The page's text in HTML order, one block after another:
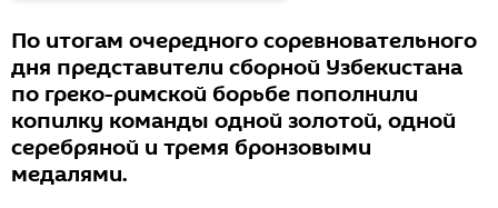
По итогам очередного соревновательного
дня представители сборной Узбекистана
по греко-римской борьбе пополнили
копилку команды одной золотой, одной
серебряной и тремя бронзовыми
медалями.